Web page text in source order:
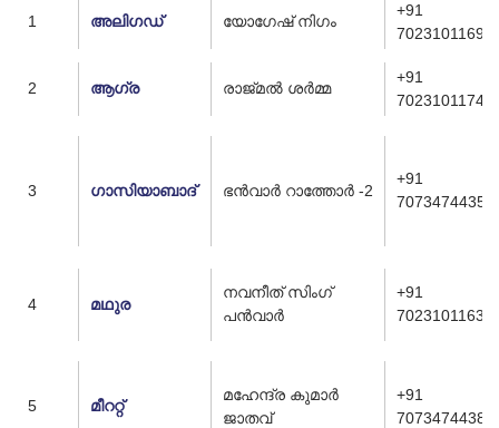
1 അലിഗഡ് യോഗേഷ് നിഗം
+91
7023101169
2 ആഗ്ര രാജ്മൽ ശർമ്മ
+91
7023101174
3 ഗാസിയാബാദ് ഭൻവാർ റാത്തോർ -2
+91
7073474435
4 മഥുര
നവനീത് സിംഗ്
പൻവാർ
+91
7023101163
5 മീററ്റ്
മഹേന്ദ്ര കുമാർ
ജാതവ്
+91
7073474438